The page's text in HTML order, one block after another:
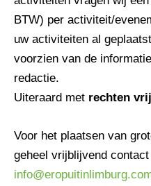
BTW) per activiteit/
uw activiteiten al
voorzien van de
redactie.
Uiteraard met rechten
Voor het plaatsen van
geheel vrijblijvend